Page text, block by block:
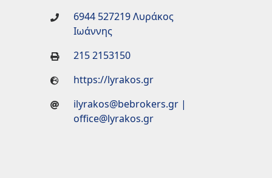
6944 527219 Λυράκος
Ιωάννης
215 2153150
https://lyrakos.gr
ilyrakos@bebrokers.gr|
office@lyrakos.gr